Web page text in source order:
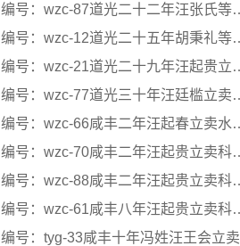
编号：wzc-87道光二十二年汪张氏等立卖水田文契
编号：wzc-12道光二十五年胡秉礼等立卖科田文契
编号：wzc-21道光二十九年汪起贵立卖科田文契
编号：wzc-77道光三十年汪廷槛立卖科田文契
编号：wzc-66咸丰二年汪起春立卖水田文契
编号：wzc-70咸丰二年汪起贵立卖科田文契
编号：wzc-88咸丰二年汪起贵立卖科田文契
编号：wzc-61咸丰八年汪起贵立卖科田文契
编号：tyg-33咸丰十年冯姓汪王会立卖科田文契